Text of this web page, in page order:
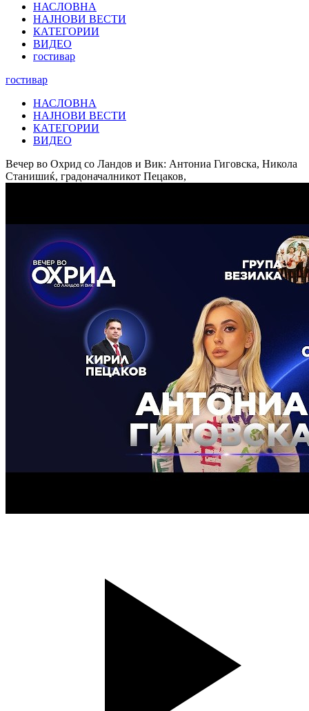
НАСЛОВНА
НАЈНОВИ ВЕСТИ
КАТЕГОРИИ
ВИДЕО
гостивар
гостивар
НАСЛОВНА
НАЈНОВИ ВЕСТИ
КАТЕГОРИИ
ВИДЕО
Вечер во Охрид со Ландов и Вик: Антониа Гиговска, Никола
Станишиќ, градоначалникот Пецаков,